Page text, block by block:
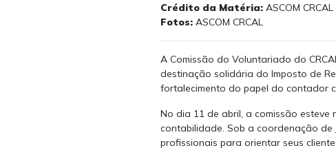
Crédito da Matéria: ASCOM CRCAL
Fotos: ASCOM CRCAL
A Comissão do Voluntariado do
destinação solidária do Imposto de
fortalecimento do papel do contador
No dia 11 de abril, a comissão esteve
contabilidade. Sob a coordenação de
profissionais para orientar seus